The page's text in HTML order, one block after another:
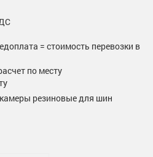
= стоимость перевозки в
по месту
камеры резиновые для шин